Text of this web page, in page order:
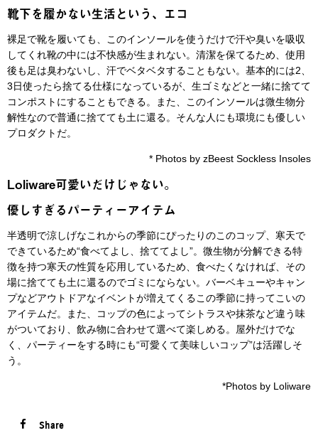
靴下を履かない生活という、エコ
裸足で靴を履いても、このインソールを使うだけで汗や臭いを吸収
してくれ靴の中には不快感が生まれない。清潔を保てるため、使用
後も足は臭わないし、汗でベタベタすることもない。基本的には2、
3日使ったら捨てる仕様になっているが、生ゴミなどと一緒に捨てて
コンポストにすることもできる。また、このインソールは微生物分
解性なので普通に捨てても土に還る。そんな人にも環境にも優しい
プロダクトだ。
* Photos by zBeest Sockless Insoles
Loliware可愛いだけじゃない。
優しすぎるパーティーアイテム
半透明で涼しげなこれからの季節にぴったりのこのコップ、寒天で
できているため“食べてよし、捨ててよし”。微生物が分解できる特
徴を持つ寒天の性質を応用しているため、食べたくなければ、その
場に捨てても土に還るのでゴミにならない。バーベキューやキャン
プなどアウトドアなイベントが増えてくるこの季節に持ってこいの
アイテムだ。また、コップの色によってシトラスや抹茶など違う味
がついており、飲み物に合わせて選べて楽しめる。屋外だけでな
く、パーティーをする時にも“可愛くて美味しいコップ”は活躍しそ
う。
*Photos by Loliware
Share